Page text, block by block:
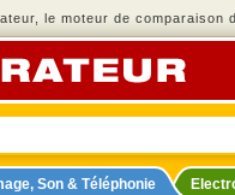
le moteur de comparaison
Son & Téléphonie